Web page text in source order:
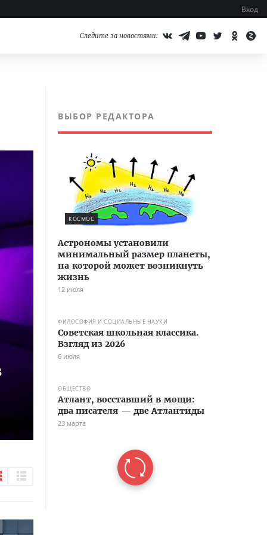
Вход
Следите за новостями:
ВЫБОР РЕДАКТОРА
КОСМОС
Астрономы установили
минимальный размер планеты,
на которой может возникнуть
жизнь
12 июля
ФИЛОСОФИЯ И СОЦИАЛЬНЫЕ НАУКИ
Советская школьная классика.
Взгляд из 2026
6 июля
ОБЩЕСТВО
Атлант, восставший в мощи:
два писателя — две Атлантиды
23 марта